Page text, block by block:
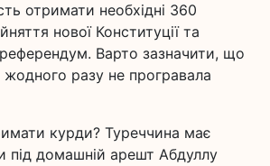
отримати необхідні 360
нової Конституції та
референдум. Варто зазначити, що
разу не програвала
курди? Туреччина має
під домашній арешт Абдуллу